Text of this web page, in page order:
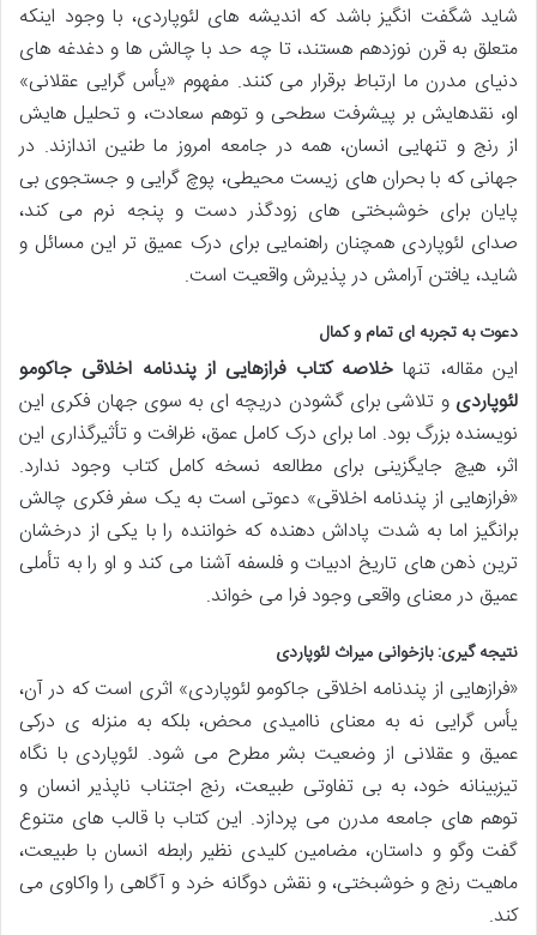
شاید شگفت انگیز باشد که اندیشه های لئوپاردی، با وجود اینکه
متعلق به قرن نوزدهم هستند، تا چه حد با چالش ها و دغدغه های
دنیای مدرن ما ارتباط برقرار می کنند. مفهوم «یأس گرایی عقلانی»
او، نقدهایش بر پیشرفت سطحی و توهم سعادت، و تحلیل هایش
از رنج و تنهایی انسان، همه در جامعه امروز ما طنین اندازند. در
جهانی که با بحران های زیست محیطی، پوچ گرایی و جستجوی بی
پایان برای خوشبختی های زودگذر دست و پنجه نرم می کند،
صدای لئوپاردی همچنان راهنمایی برای درک عمیق تر این مسائل و
شاید، یافتن آرامش در پذیرش واقعیت است.
دعوت به تجربه ای تمام و کمال
این مقاله، تنها خلاصه کتاب فرازهایی از پندنامه اخلاقی جاکومو
لئوپاردی و تلاشی برای گشودن دریچه ای به سوی جهان فکری این
نویسنده بزرگ بود. اما برای درک کامل عمق، ظرافت و تأثیرگذاری این
اثر، هیچ جایگزینی برای مطالعه نسخه کامل کتاب وجود ندارد.
«فرازهایی از پندنامه اخلاقی» دعوتی است به یک سفر فکری چالش
برانگیز اما به شدت پاداش دهنده که خواننده را با یکی از درخشان
ترین ذهن های تاریخ ادبیات و فلسفه آشنا می کند و او را به تأملی
عمیق در معنای واقعی وجود فرا می خواند.
نتیجه گیری: بازخوانی میراث لئوپاردی
«فرازهایی از پندنامه اخلاقی جاکومو لئوپاردی» اثری است که در آن،
یأس گرایی نه به معنای ناامیدی محض، بلکه به منزله ی درکی
عمیق و عقلانی از وضعیت بشر مطرح می شود. لئوپاردی با نگاه
تیزبینانه خود، به بی تفاوتی طبیعت، رنج اجتناب ناپذیر انسان و
توهم های جامعه مدرن می پردازد. این کتاب با قالب های متنوع
گفت وگو و داستان، مضامین کلیدی نظیر رابطه انسان با طبیعت،
ماهیت رنج و خوشبختی، و نقش دوگانه خرد و آگاهی را واکاوی می
کند.